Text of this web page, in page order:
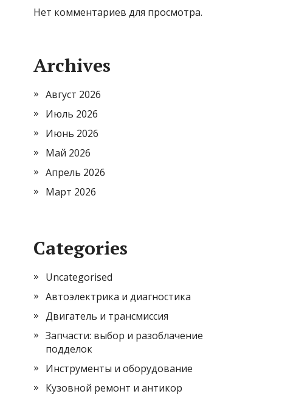
Нет комментариев для просмотра.
Archives
Август 2026
Июль 2026
Июнь 2026
Май 2026
Апрель 2026
Март 2026
Categories
Uncategorised
Автоэлектрика и диагностика
Двигатель и трансмиссия
Запчасти: выбор и разоблачение
подделок
Инструменты и оборудование
Кузовной ремонт и антикор